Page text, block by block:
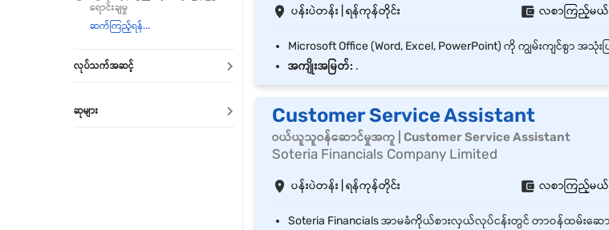
ရောင်းချမှု
လုပ်သက်အဆင့်
ဆုများ
ပန်းပဲတန်း | ရန်ကုန်တိုင်း လစာကြည့်မယ်
အကျိုးအမြတ်: .
Customer Service Assistant
ဝယ်ယူသူဝန်ဆောင်မှုအကူ | Customer Service Assistant
Soteria Financials Company Limited
ပန်းပဲတန်း | ရန်ကုန်တိုင်း လစာကြည့်မယ်